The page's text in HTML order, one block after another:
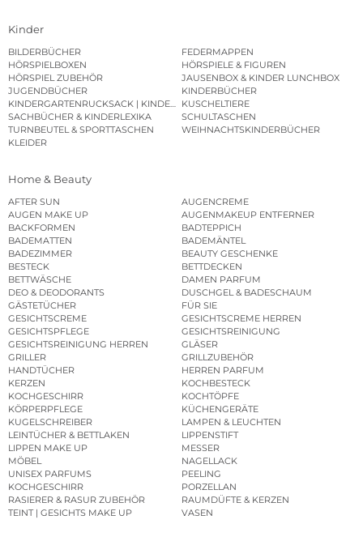
Kinder
BILDERBÜCHER
FEDERMAPPEN
HÖRSPIELBOXEN
HÖRSPIELE & FIGUREN
HÖRSPIEL ZUBEHÖR
JAUSENBOX & KINDER LUNCHBOX
JUGENDBÜCHER
KINDERBÜCHER
KINDERGARTENRUCKSACK | KINDERGARTENBEUTEL
KUSCHELTIERE
SACHBÜCHER & KINDERLEXIKA
SCHULTASCHEN
TURNBEUTEL & SPORTTASCHEN
WEIHNACHTSKINDERBÜCHER
KLEIDER
Home & Beauty
AFTER SUN
AUGENCREME
AUGEN MAKE UP
AUGENMAKEUP ENTFERNER
BACKFORMEN
BADTEPPICH
BADEMATTEN
BADEMÄNTEL
BADEZIMMER
BEAUTY GESCHENKE
BESTECK
BETTDECKEN
BETTWÄSCHE
DAMEN PARFUM
DEO & DEODORANTS
DUSCHGEL & BADESCHAUM
GÄSTETÜCHER
FÜR SIE
GESICHTSCREME
GESICHTSCREME HERREN
GESICHTSPFLEGE
GESICHTSREINIGUNG
GESICHTSREINIGUNG HERREN
GLÄSER
GRILLER
GRILLZUBEHÖR
HANDTÜCHER
HERREN PARFUM
KERZEN
KOCHBESTECK
KOCHGESCHIRR
KOCHTÖPFE
KÖRPERPFLEGE
KÜCHENGERÄTE
KUGELSCHREIBER
LAMPEN & LEUCHTEN
LEINTÜCHER & BETTLAKEN
LIPPENSTIFT
LIPPEN MAKE UP
MESSER
MÖBEL
NAGELLACK
UNISEX PARFUMS
PEELING
KOCHGESCHIRR
PORZELLAN
RASIERER & RASUR ZUBEHÖR
RAUMDÜFTE & KERZEN
TEINT | GESICHTS MAKE UP
VASEN